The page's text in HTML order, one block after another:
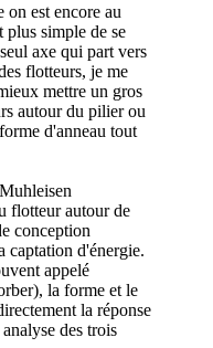
on est encore au
plus simple de se
axe qui part vers
flotteurs, je me
mettre un gros
autour du pilier ou
d'anneau tout
flotteur autour de
conception
captation d'énergie.
appelé
la forme et le
la réponse
des trois